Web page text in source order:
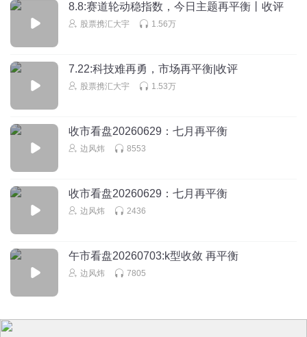
2022-12-02 0
1525258hict
加油加油加油
会游泳的渔
这个冬天好冷。
2022-12-04
8.8:赛道轮动稳指数，今日主题再平衡丨收评
股票携汇大宇 1.56万
7.22:科技难再勇，市场再平衡|收评
股票携汇大宇 1.53万
收市看盘20260629：七月再平衡
边风炜 8553
收市看盘20260629：七月再平衡
边风炜 2436
午市看盘20260703:k型收敛 再平衡
边风炜 7805